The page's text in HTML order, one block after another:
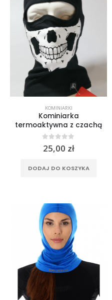
stronie
produktu
KOMINIARKI
Kominiarka
termoaktywna z czachą
0out of 5
25,00 zł
DODAJ DO KOSZYKA